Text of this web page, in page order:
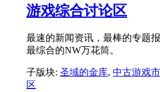
游戏综合讨论区
最速的新闻资讯，最棒的专题
最综合的NW万花筒。
子版块: 圣域的金库, 中古游戏
区